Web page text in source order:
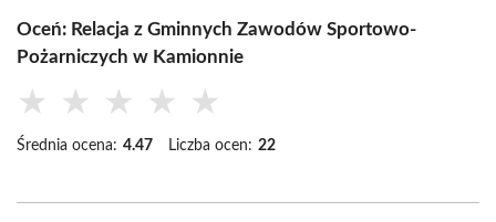
Oceń: Relacja z Gminnych Zawodów Sportowo-
Pożarniczych w Kamionnie
★ ★ ★ ★ ★
Średnia ocena: 4.47 Liczba ocen: 22